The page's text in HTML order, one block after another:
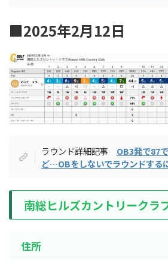
■2025年2月12日
ラウンド詳細記事 OB3発で87
ど…OBをしないでラウンドする
南総ヒルズカントリークラ
住所